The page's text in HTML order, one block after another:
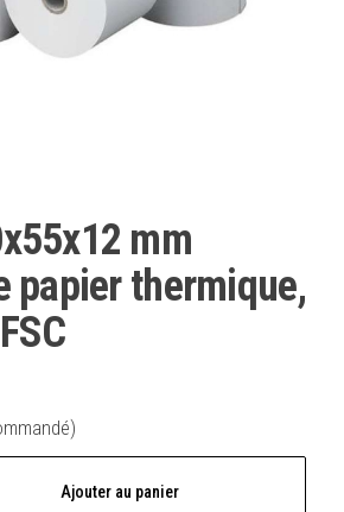
mm
papier thermique,
Ajouter au panier